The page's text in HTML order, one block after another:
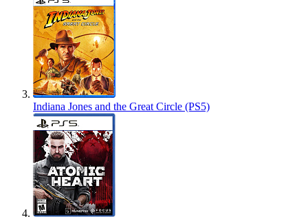
Indiana Jones and the Great Circle (PS5)